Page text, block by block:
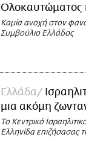
Ολοκαυτώματος
Καμία ανοχή στον
Συμβούλιο Ελλάδος
Ελλάδα
μια ακόμη
Το Κεντρικό
Ελληνίδα επιζήσασας